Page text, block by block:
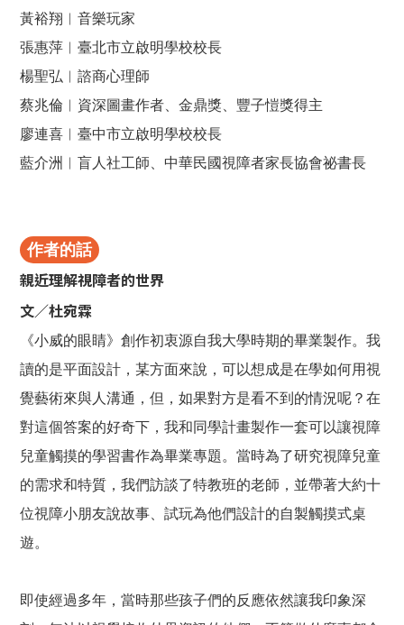
黃裕翔︱音樂玩家
張惠萍︱臺北市立啟明學校校長
楊聖弘︱諮商心理師
蔡兆倫︱資深圖畫作者、金鼎獎、豐子愷獎得主
廖連喜︱臺中市立啟明學校校長
藍介洲︱盲人社工師、中華民國視障者家長協會祕書長
作者的話
親近理解視障者的世界
文／杜宛霖
《小威的眼睛》創作初衷源自我大學時期的畢業製作。我
讀的是平面設計，某方面來說，可以想成是在學如何用視
覺藝術來與人溝通，但，如果對方是看不到的情況呢？在
對這個答案的好奇下，我和同學計畫製作一套可以讓視障
兒童觸摸的學習書作為畢業專題。當時為了研究視障兒童
的需求和特質，我們訪談了特教班的老師，並帶著大約十
位視障小朋友說故事、試玩為他們設計的自製觸摸式桌
遊。
即使經過多年，當時那些孩子們的反應依然讓我印象深